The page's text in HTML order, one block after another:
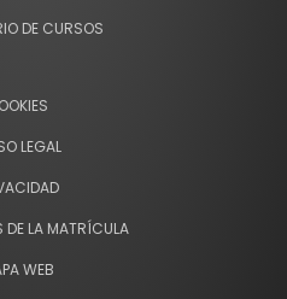
DE CURSOS
LEGAL
DE LA MATRÍCULA
WEB